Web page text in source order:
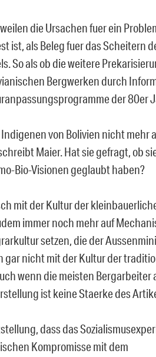
die Ursachen fuer ein
ist, als Beleg fuer das Scheitern
So als ob die weitere
Bergwerken durch
der 80er
von Bolivien nicht mehr
Maier. Hat sie gefragt, ob
Bio-Visionen geglaubt haben?
mit der Kultur der
immer noch mehr auf
setzen, die der
gar nicht mit der Kultur der
wenn die meisten Bergarbeiter
ist keine Staerke des
dass das
Kompromisse mit dem